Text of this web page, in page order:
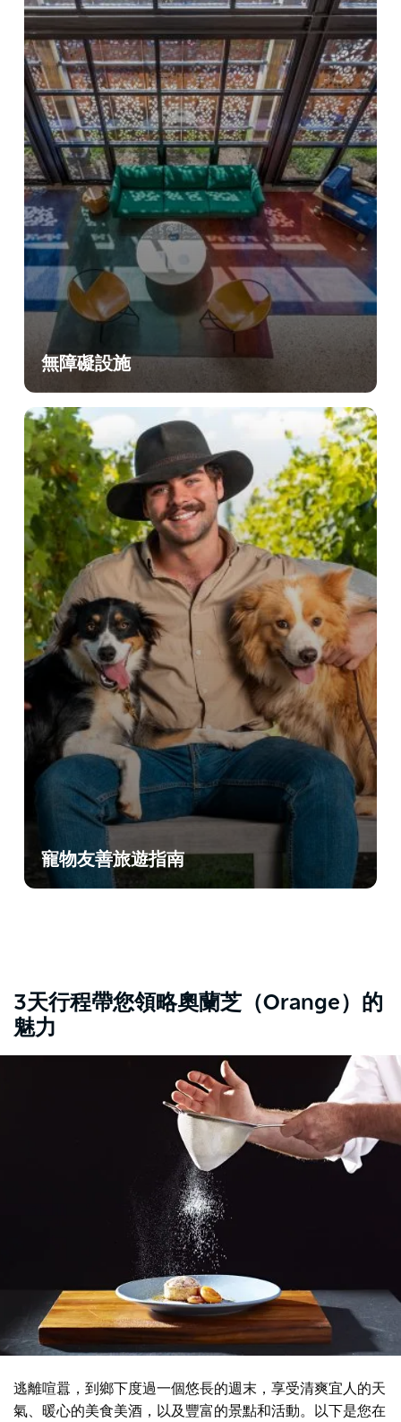
無障礙設施
寵物友善旅遊指南
3天行程帶您領略奧蘭芝（Orange）的
魅力
逃離喧囂，到鄉下度過一個悠長的週末，享受清爽宜人的天
氣、暖心的美食美酒，以及豐富的景點和活動。以下是您在